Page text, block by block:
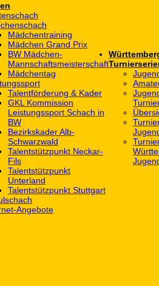
Mädchentraining
Mädchen Grand Prix
BW Mädchen-
Mannschaftsmeisterschaft
Mädchentag
Talentförderung & Kader
GKL Kommission
Leistungssport Schach in
BW
Bezirkskader Alb-
Schwarzwald
Talentstützpunkt Neckar-
Fils
Talentstützpunkt
Unterland
Talentstützpunkt Stuttgart
Angebote